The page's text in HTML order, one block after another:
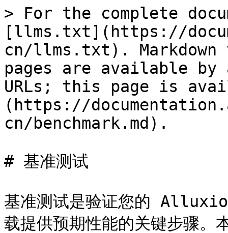
> For the complete
[llms.txt](https://
cn/llms.txt). Markdown
pages are available by
URLs; this page is
(https://
cn/benchmark.md).
# 基准测试
基准测试是验证您的 Alluxio
载提供预期性能的关键步骤。